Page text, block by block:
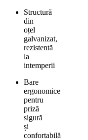
Structură
din
oțel
galvanizat,
rezistentă
la
intemperii
Bare
ergonomice
pentru
priză
sigură
și
confortabilă